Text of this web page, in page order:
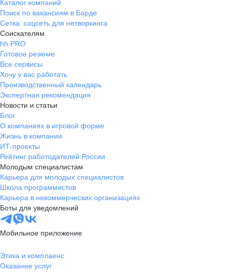
Каталог компаний
Поиск по вакансиям в Барде
Сетка: соцсеть для нетворкинга
Соискателям
hh PRO
Готовое резюме
Все сервисы
Хочу у вас работать
Производственный календарь
Экспертная рекомендация
Новости и статьи
Блог
О компаниях в игровой форме
Жизнь в компании
ИТ-проекты
Рейтинг работодателей России
Молодым специалистам
Карьера для молодых специалистов
Школа программистов
Карьера в некоммерческих организациях
Боты для уведомлений
Мобильное приложение
Этика и комплаенс
Оказание услуг